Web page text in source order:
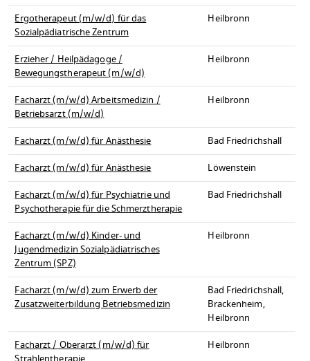
Ergotherapeut (m/w/d) für das
Sozialpädiatrische Zentrum
Heilbronn
Erzieher / Heilpädagoge /
Bewegungstherapeut (m/w/d)
Heilbronn
Facharzt (m/w/d) Arbeitsmedizin /
Betriebsarzt (m/w/d)
Heilbronn
Facharzt (m/w/d) für Anästhesie
Bad Friedrichshall
Facharzt (m/w/d) für Anästhesie
Löwenstein
Facharzt (m/w/d) für Psychiatrie und
Psychotherapie für die Schmerztherapie
Bad Friedrichshall
Facharzt (m/w/d) Kinder- und
Jugendmedizin Sozialpädiatrisches
Zentrum (SPZ)
Heilbronn
Facharzt (m/w/d) zum Erwerb der
Zusatzweiterbildung Betriebsmedizin
Bad Friedrichshall,
Brackenheim,
Heilbronn
Facharzt / Oberarzt (m/w/d) für
Heilbronn